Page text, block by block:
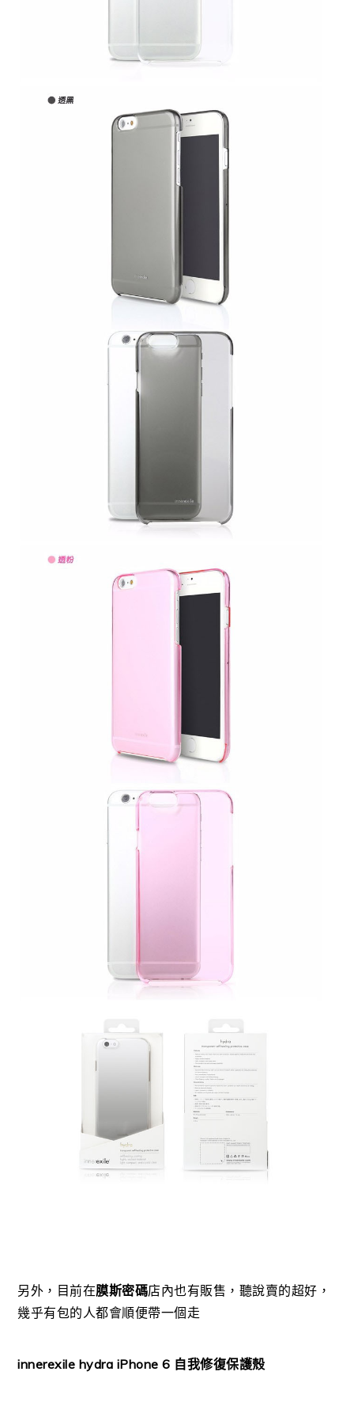
另外，目前在膜斯密碼店內也有販售，聽說賣的超好，
幾乎有包的人都會順便帶一個走
innerexile hydra iPhone 6 自我修復保護殼